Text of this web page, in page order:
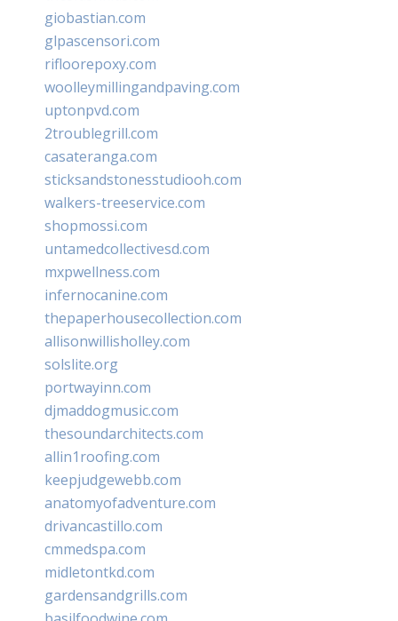
giobastian.com
glpascensori.com
rifloorepoxy.com
woolleymillingandpaving.com
uptonpvd.com
2troublegrill.com
casateranga.com
sticksandstonesstudiooh.com
walkers-treeservice.com
shopmossi.com
untamedcollectivesd.com
mxpwellness.com
infernocanine.com
thepaperhousecollection.com
allisonwillisholley.com
solslite.org
portwayinn.com
djmaddogmusic.com
thesoundarchitects.com
allin1roofing.com
keepjudgewebb.com
anatomyofadventure.com
drivancastillo.com
cmmedspa.com
midletontkd.com
gardensandgrills.com